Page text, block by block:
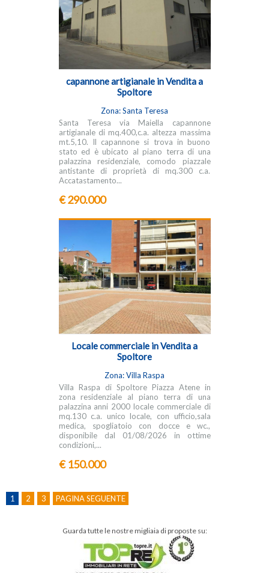
capannone artigianale in Vendita a
Spoltore
Zona: Santa Teresa
Santa Teresa via Maiella capannone
artigianale di mq.400,c.a. altezza massima
mt.5,10. Il capannone si trova in buono
stato ed è ubicato al piano terra di una
palazzina residenziale, comodo piazzale
antistante di proprietà di mq.300 c.a.
Accatastamento...
€ 290.000
Locale commerciale in Vendita a
Spoltore
Zona: Villa Raspa
Villa Raspa di Spoltore Piazza Atene in
zona residenziale al piano terra di una
palazzina anni 2000 locale commerciale di
mq.130 c.a. unico locale, con ufficio,sala
medica, spogliatoio con docce e wc.,
disponibile dal 01/08/2026 in ottime
condizioni,...
€ 150.000
1 2 3 PAGINA SEGUENTE
Guarda tutte le nostre migliaia di proposte su: